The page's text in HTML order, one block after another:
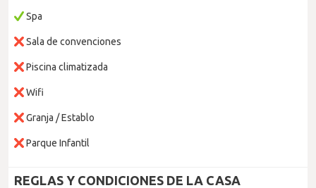
Spa
Sala de convenciones
Piscina climatizada
Wifi
Granja / Establo
Parque Infantil
REGLAS Y CONDICIONES DE LA CASA